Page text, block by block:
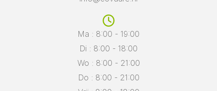
Ma : 8:00 - 19:00
Di : 8:00 - 18:00
Wo : 8:00 - 21:00
Do : 8:00 - 21:00